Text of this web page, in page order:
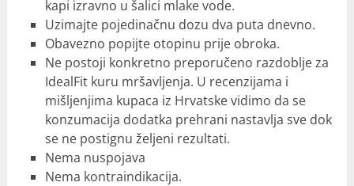
kapi izravno u šalici mlake vode.
Uzimajte pojedinačnu dozu dva puta dnevno.
Obavezno popijte otopinu prije obroka.
Ne postoji konkretno preporučeno razdoblje za
IdealFit kuru mršavljenja. U recenzijama i
mišljenjima kupaca iz Hrvatske vidimo da se
konzumacija dodatka prehrani nastavlja sve dok
se ne postignu željeni rezultati.
Nema nuspojava
Nema kontraindikacija.